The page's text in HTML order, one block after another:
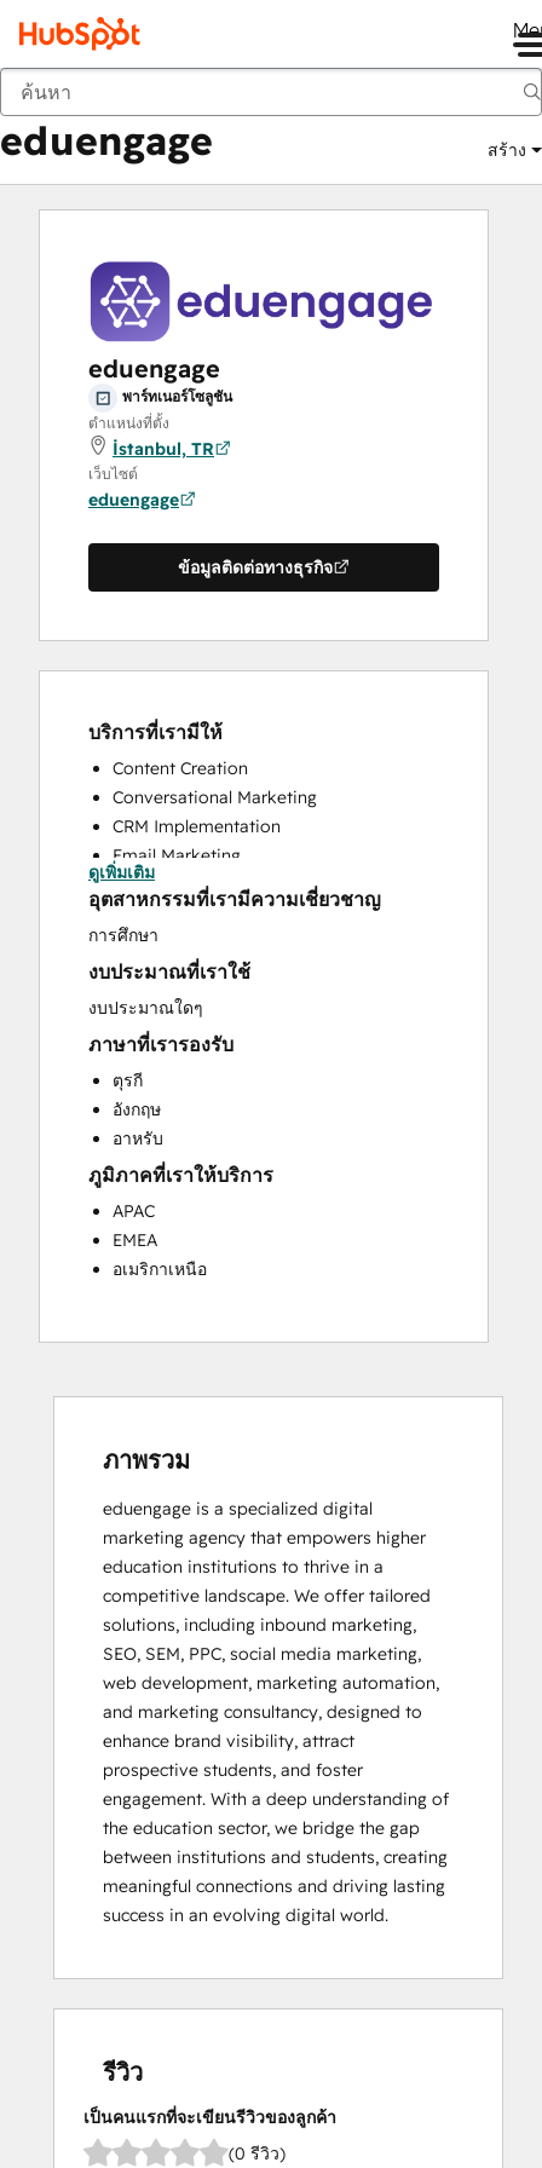
ตลาด พาร์ทเนอร์โซลูชัน:
eduengage สร้าง
eduengage
พาร์ทเนอร์โซลูชัน
ตำแหน่งที่ตั้ง
İstanbul, TR
เว็บไซต์
eduengage
ข้อมูลติดต่อทางธุรกิจ
บริการที่เรามีให้
Content Creation
Conversational Marketing
CRM Implementation
Email Marketing
Full Inbound Marketing Services
HubSpot Onboarding
Paid Advertising
Programmable Automation
Sales and Marketing Alignment
Search Engine Optimization
Website Design
Website Development
ดูเพิ่มเติม
อุตสาหกรรมที่เรามีความเชี่ยวชาญ
การศึกษา
งบประมาณที่เราใช้
งบประมาณใดๆ
ภาษาที่เรารองรับ
ตุรกี
อังกฤษ
อาหรับ
ภูมิภาคที่เราให้บริการ
APAC
EMEA
อเมริกาเหนือ
ภาพรวม
eduengage is a specialized digital
marketing agency that empowers higher
education institutions to thrive in a
competitive landscape. We offer tailored
solutions, including inbound marketing,
SEO, SEM, PPC, social media marketing,
web development, marketing automation,
and marketing consultancy, designed to
enhance brand visibility, attract
prospective students, and foster
engagement. With a deep understanding of
the education sector, we bridge the gap
between institutions and students, creating
meaningful connections and driving lasting
success in an evolving digital world.
รีวิว
เป็นคนแรกที่จะเขียนรีวิวของลูกค้า
(0 รีวิว)